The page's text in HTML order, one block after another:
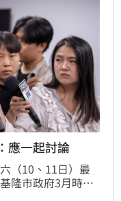
應一起討論
（10、11日）最
隆市政府3月時修